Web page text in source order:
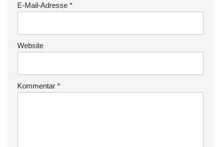
E-Mail-Adresse *
Website
Kommentar *